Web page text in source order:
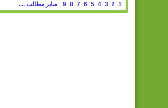
1
2
3
4
5
6
7
8
9 سایر مطالب ....